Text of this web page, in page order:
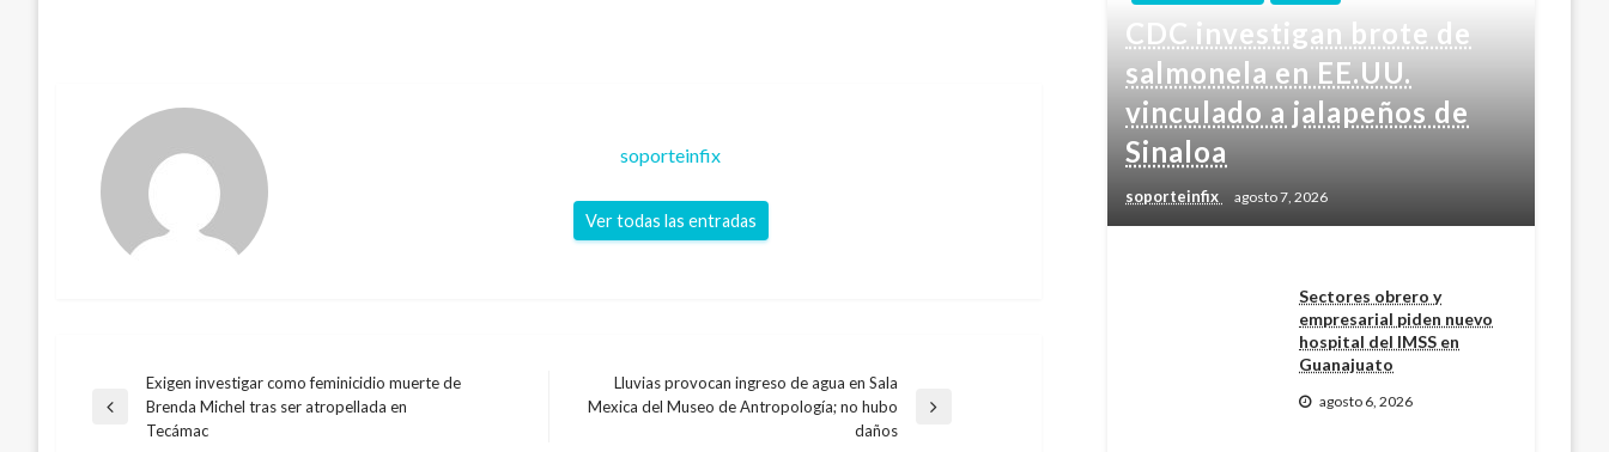
soporteinfix
Ver todas las entradas
Navegación
Entrada
Exigen investigar como feminicidio muerte de
Brenda Michel tras ser atropellada en
Tecámac
Entrada
Lluvias provocan ingreso de agua en Sala
Mexica del Museo de Antropología; no hubo
daños
CDC investigan brote de
salmonela en EE.UU.
vinculado a jalapeños de
Sinaloa
soporteinfix agosto 7, 2026
Sectores obrero y
empresarial piden nuevo
hospital del IMSS en
Guanajuato
agosto 6, 2026